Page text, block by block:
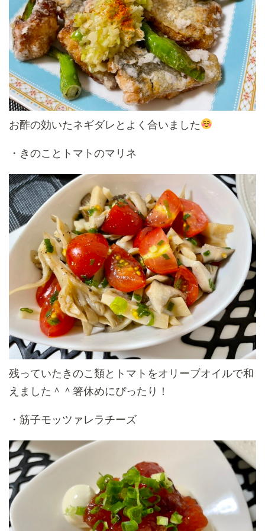
お酢の効いたネギダレとよく合いました
・きのことトマトのマリネ
残っていたきのこ類とトマトをオリーブオイルで和
えました＾＾箸休めにぴったり！
・筋子モッツァレラチーズ